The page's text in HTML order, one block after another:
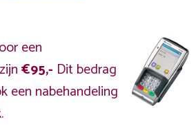
een
€95,- Dit bedrag
een nabehandeling